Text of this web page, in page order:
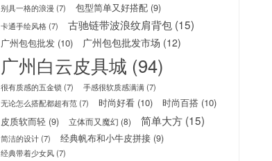
别具一格的浪漫 (7) 包型简单又好搭配 (9)
卡通手绘风格(7) 古驰链带波浪纹肩背包 (15)
广州包包批发 (10) 广州包包批发市场 (12)
广州白云皮具城 (94)
很有质感的五金锁 (7) 手感很软质感满满(7)
无论怎么搭配都超有范(7) 时尚好看 (10) 时尚百搭 (10)
皮质软而轻 (9) 立体而又魔幻 (8) 简单大方 (15)
简洁的设计(7) 经典帆布和小牛皮拼接 (9)
经典带着少女风(7)